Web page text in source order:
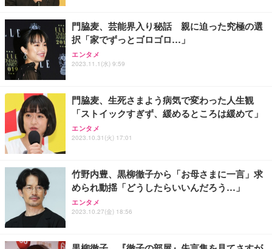
務用 おしゃれ パソコンチェア (ホワイト)
ANDWINT オフィスチェア デスクチェア 肘なし メ
ッシュ 通気性 ランバーサポート付き 腰サポート ガ
ス圧無段階昇降 360度回転 キャスター付き コンパク
【MiniLED/24.5inch/280Hz/FHD】GRAPHT THE S
HOOTER Gaming Monitor 24” Essential ゲーミン
グモニター QD 24.5インチ 1ms FHD 量子ドット 残
アイリスオーヤマ ペットシーツ 超厚型 お徳用 レギ
ュラー 200枚入【Amazon.co.jp限定】
門脇麦、芸能界入り秘話 親に迫った究極の選
択「家でずっとゴロゴロ…」
エンタメ
2023.11.1(水) 9:59
門脇麦、生死さまよう病気で変わった人生観
「ストイックすぎず、緩めるところは緩めて」
エンタメ
2023.10.31(火) 17:01
竹野内豊、黒柳徹子から「お母さまに一言」求
められ動揺「どうしたらいいんだろう…」
エンタメ
2023.10.27(金) 18:56